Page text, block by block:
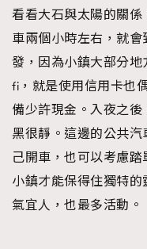
看看大石與太陽的關
車兩個小時左右，就
發，因為小鎮大部分
fi，就是使用信用卡也
備少許現金。入夜之
黑很靜。這邊的公共
己開車，也可以考慮踏
小鎮才能保得住獨特
氣宜人，也最多活動。